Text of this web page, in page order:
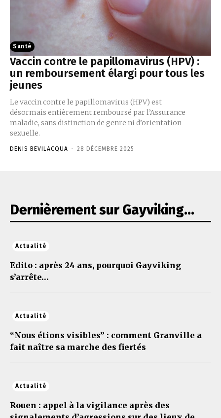
Santé
Vaccin contre le papillomavirus (HPV) :
un remboursement élargi pour tous les
jeunes
Le vaccin contre le papillomavirus (HPV) est
désormais entièrement remboursé par l’Assurance
maladie, sans distinction de genre ni d’orientation
sexuelle.
DENIS BEVILACQUA - 28 DÉCEMBRE 2025
Dernièrement sur Gayviking...
Actualité
Edito : après 24 ans, pourquoi Gayviking
s’arrête…
Actualité
“Nous étions visibles” : comment Granville a
fait naître sa marche des fiertés
Actualité
Rouen : appel à la vigilance après des